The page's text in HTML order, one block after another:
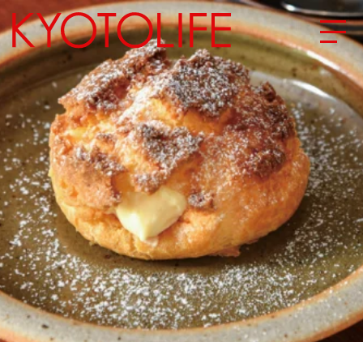
エリアから探す
地図から探す
カテゴリーから探す
SPECIAL
NEW OPEN
SERIES